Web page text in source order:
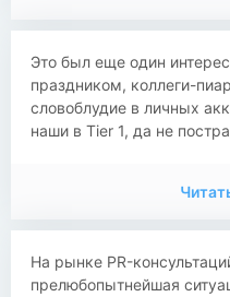
Это был еще один
праздником, коллеги-
словоблудие в личных
наши в Tier 1, да не
На рынке PR-
прелюбопытнейшая